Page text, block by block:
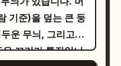
을 섬세한 나비, 작
, 우아한 소용돌
에 완벽하게 녹아들
3D 글자 위에 편안
뜻한 미소를 짓고
안한 자세를 취하고
기준)을 덮는 큰 둥
운 무늬, 그리고
꼬리가 특징입니